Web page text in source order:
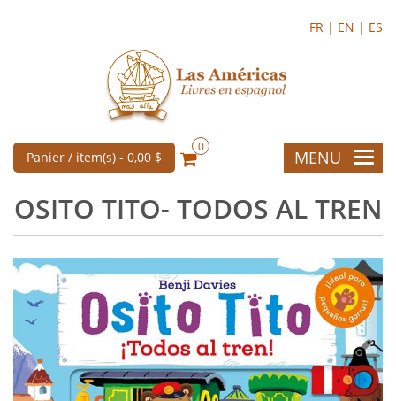
FR | EN | ES
Panier / item(s) - 0,00 $
0
MENU
OSITO TITO- TODOS AL TREN